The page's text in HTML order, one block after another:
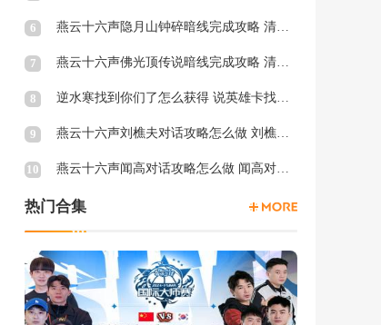
6 燕云十六声隐月山钟碎暗线完成攻略 清河隐月山钟碎暗涌怎么触发
7 燕云十六声佛光顶传说暗线完成攻略 清河佛光顶传说暗涌怎么触发
8 逆水寒找到你们了怎么获得 说英雄卡找到你们了获得方法
9 燕云十六声刘樵夫对话攻略怎么做 刘樵夫对话结交攻略一览
10 燕云十六声闻高对话攻略怎么做 闻高对话结交攻略一览
热门合集